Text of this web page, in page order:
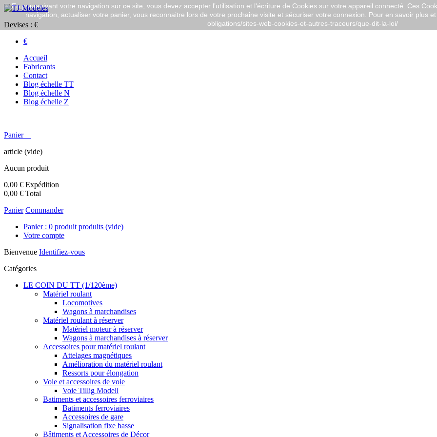
Devises : €
€
Accueil
Fabricants
Contact
Blog échelle TT
Blog échelle N
Blog échelle Z
Panier
article (vide)
Aucun produit
0,00 € Expédition
0,00 € Total
Panier Commander
Panier : 0 produit produits (vide)
Votre compte
Bienvenue Identifiez-vous
Catégories
LE COIN DU TT (1/120ème)
Matériel roulant
Locomotives
Wagons à marchandises
Matériel roulant à réserver
Matériel moteur à réserver
Wagons à marchandises à réserver
Accessoires pour matériel roulant
Attelages magnétiques
Amélioration du matériel roulant
Ressorts pour élongation
Voie et accessoires de voie
Voie Tillig Modell
Batiments et accessoires ferroviaires
Batiments ferroviaires
Accessoires de gare
Signalisation fixe basse
Bâtiments et Accessoires de Décor
En poursuivant votre navigation sur ce site, vous devez accepter l’utilisation et l'écriture de Cookies sur votre appareil connecté. Ces
navigation, actualiser votre panier, vous reconnaitre lors de votre prochaine visite et sécuriser votre connexion. Pour en savoir plus
obligations/sites-web-cookies-et-autres-traceurs/que-dit-la-loi/